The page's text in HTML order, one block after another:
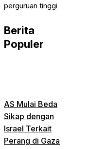
perguruan tinggi
Berita
Populer
AS Mulai Beda
Sikap dengan
Israel Terkait
Perang di Gaza